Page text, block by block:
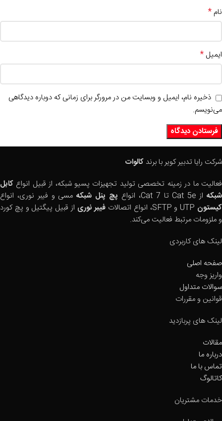
نام*
ایمیل *
ذخیره نام، ایمیل و وبسایت من در مرورگر برای زمانی که دوباره دیدگاهی
می‌نویسم.
شرکت رایا تدبیر کویر با برند کالوات
فعالیت ما در زمینه تخصصی تولید تجهیزات پسیو شبکه، از قبیل انواع کابل
شبکهاز Cat 5e تا Cat 7، انواع پچ پنل شبکهمسی و فیبر نوری، انواع
کیستون
فیبر نوری از قبیل پیگتیل و پچ کورد
و ملزومات مرتبط فعالیت می‌کند.
لینک های کاربردی
صفحه اصلی
واریز وجه
سوالات متداول
قوانین و مقررات
لینک های پربازدید
مقالات
درباره ما
تماس با ما
کاتالوگ
خدمات مشتریان